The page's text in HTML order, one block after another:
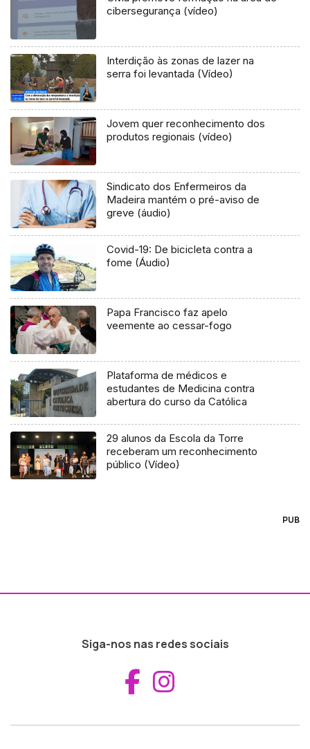
cibersegurança (vídeo)
Interdição às zonas de lazer na
serra foi levantada (Vídeo)
Jovem quer reconhecimento dos
produtos regionais (vídeo)
Sindicato dos Enfermeiros da
Madeira mantém o pré-aviso de
greve (áudio)
Covid-19: De bicicleta contra a
fome (Áudio)
Papa Francisco faz apelo
veemente ao cessar-fogo
Plataforma de médicos e
estudantes de Medicina contra
abertura do curso da Católica
29 alunos da Escola da Torre
receberam um reconhecimento
público (Vídeo)
PUB
Siga-nos nas redes sociais
Aceder ao